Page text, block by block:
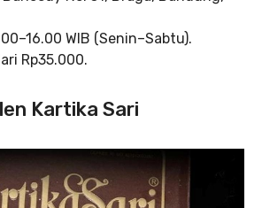
WIB (Senin–Sabtu).
Rp35.000.
Kartika Sari